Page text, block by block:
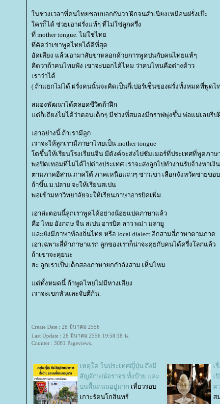
นช่วงเวลาที่คนไทยชอบบอกกันว่า ฝึกจนสำเนียงเหมือนฝรั่งเป๊ะ
ครก็ได้ ช่วยเอาฝรั่งแท้ๆ ที่ไม่ใช่ลูกครึ่ง
ที่ mother tongue. ไม่ใช่ไท
ที่คิดว่าเขาพูดไทยได้ดีที่สุด
อัดเสียง แล้วเอามาสับขาหลอกด้วยการพูดปนกับคนไทยแท้ๆ
คิดว่าถ้าคนไทยฟัง เขาจะบอกได้ไหม ว่าคนไหนคือต่างด้าว
เราว่าได้
( ถ้าแยกไม่ได้ ฝรั่งคนนั้นจะคิดเป็นกี่เปอร์เซ็นของฝรั่งทั้งหมดที่พูดไ
สมองพัฒนาได้ตลอดชีวิตถ้าฝึก
ต่ก็เถียงไม่ได้ว่าตอนเด็กๆ มีช่วงที่สมองมีกราฟพุ่งขึ้น พ่อแม่เลยรีบ
เอาอย่างนี้ ถ้าเรามีลูก
เราจะให้ลูกเรามีภาษาไทยเป็น mother tongue
ตขึ้นให้เรียนโรงเรียนจีน มีตังค์จะส่งไปซัมเมอร์ที่ประเทศที่พูดภาษ
พอปิดเทอมที่ไม่ได้ไปต่างประเทศ เราจะส่งลูกไปทำงานรับจ้างหาเงิน
ตามภาคอีสาน ภาคใต้ ภาคเหนือแถวๆ ชาวเขา เลือกจังหวัดชายขอ
ถ้าขึ้น ม.ปลาย จะให้เรียนสเปน
พอเข้ามหาวิทยาลัยจะให้เรียนภาษาอารบิคเพิ่ม
เอาล่ะตอนนี้ลูกเราพูดได้อย่างน้อยแปดภาษาแล้ว
คือ ไทย อังกฤษ จีน สเปน อารบิค ลาว พม่า มลายู
ละยังมีภาษาท้องถิ่นไทย หรือ local dialect อีกสามสี่ภาษาตามภาค
เอาเฉพาะสี่ห้าภาษาแรก ลูกของเราก็น่าจะคุยกับคนได้ครึ่งโลกแล้ว
ถ้าเขาจะคุยนะ
ฮะ ลูกเราเป็นเด็กสองภาษายกกำลังสาม เห็นไหม
ต่ทั้งหมดนี้ ถ้าพูดไทยไม่มีหางเสียง
เราจะเขกหัวและจับตีก้น.
Create Date : 28 มีนาคม 2556
Last Update : 28 มีนาคม 2556 19:58:18 น.
Counter : 3081 Pageviews.
เหตุใด ในประเทศญี่ปุ่น ถึงมี
สัญลักษณ์จราจร ทั้งป้าย และ
บนพื้นถนนอยู่มาก เที่ยวรอบ
เกาะรัตนโกสินทร์
เ
เ
ค
ส